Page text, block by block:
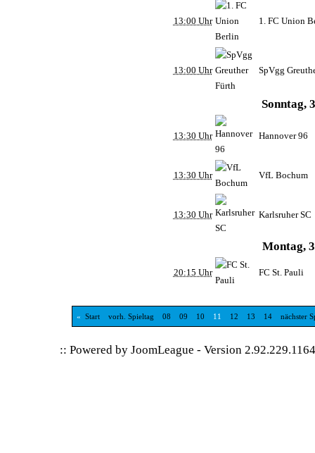
13:00 Uhr 1. FC Union
13:00 Uhr SpVgg
Sonntag,
13:30 Uhr Hannover 96
13:30 Uhr VfL Bochum
13:30 Uhr Karlsruher SC
Montag,
20:15 Uhr FC St. Pauli
« Start vorh. Spieltag 08 09 10 11 12 13 14 nächster
:: Powered byJoomLeague -Version